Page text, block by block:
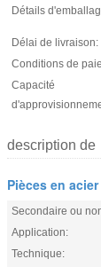
Détails
Délai de livraison:
Conditions de
Capacité
description de
Pièces en
Secondaire ou
Application:
Technique: